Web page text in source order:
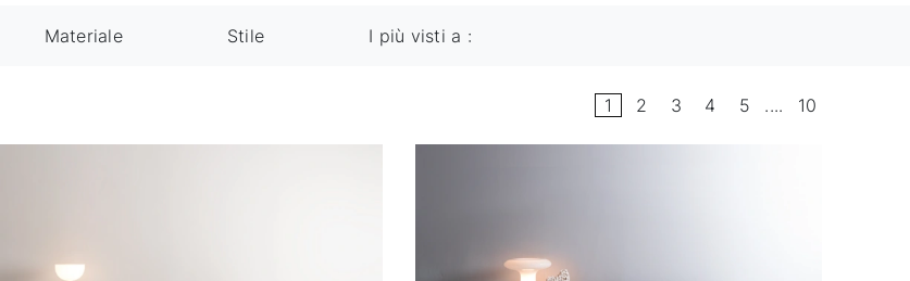
Materiale Stile I più visti a :
1 2 3 4 5 .... 10